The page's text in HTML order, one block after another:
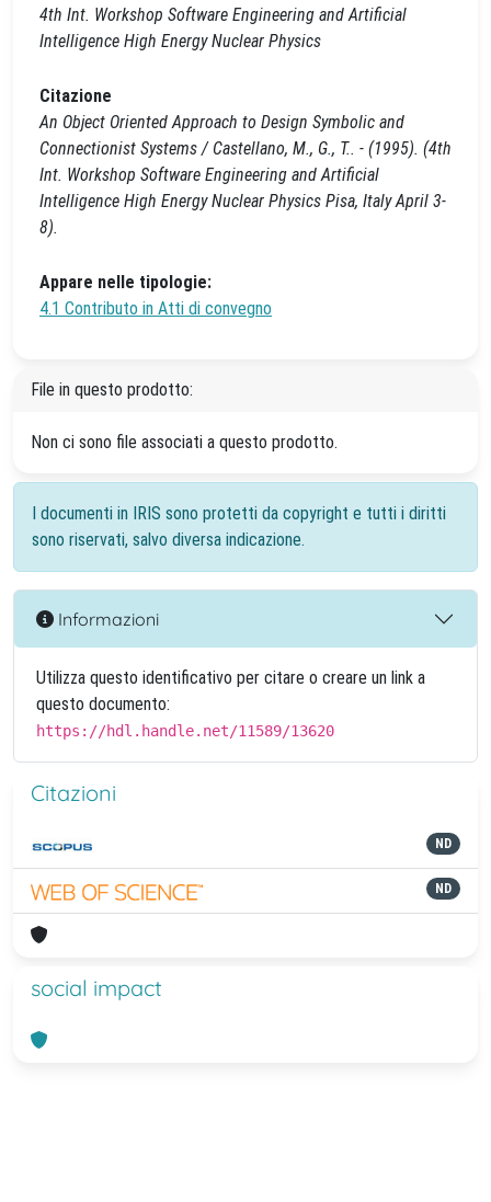
4th Int. Workshop Software Engineering and Artificial
Intelligence High Energy Nuclear Physics
Citazione
An Object Oriented Approach to Design Symbolic and
Connectionist Systems / Castellano, M., G., T.. - (1995). (4th
Int. Workshop Software Engineering and Artificial
Intelligence High Energy Nuclear Physics Pisa, Italy April 3-
8).
Appare nelle tipologie:
4.1 Contributo in Atti di convegno
File in questo prodotto:
Non ci sono file associati a questo prodotto.
I documenti in IRIS sono protetti da copyright e tutti i diritti
sono riservati, salvo diversa indicazione.
Informazioni
Utilizza questo identificativo per citare o creare un link a
questo documento:
https://hdl.handle.net/11589/13620
Citazioni
ND
ND
social impact